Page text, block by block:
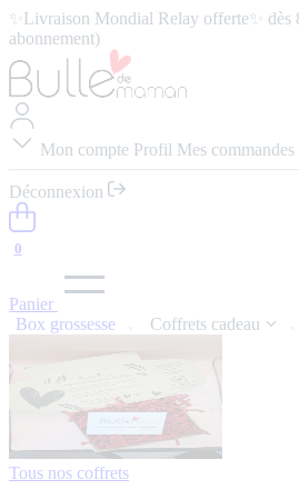
abonnement)
⭐️ 4,9/5 (57 avis google) ⭢
Mon compte Profil Mes commandes
Déconnexion
0
Panier
Box grossesse
Coffrets cadeau
Tous nos coffrets